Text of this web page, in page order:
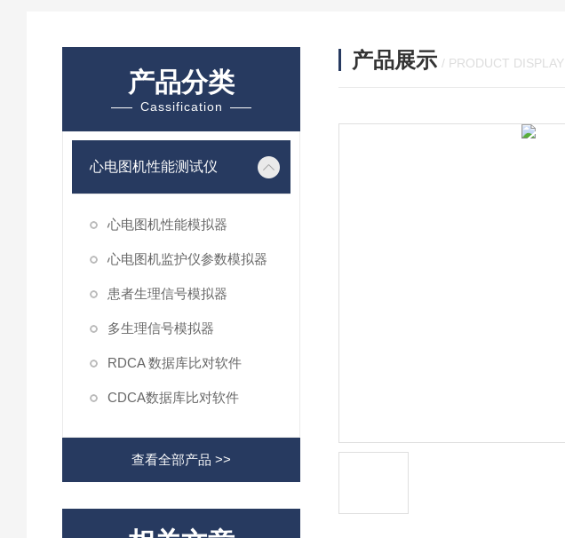
产品分类
Cassification
心电图机性能测试仪
心电图机性能模拟器
心电图机监护仪参数模拟器
患者生理信号模拟器
多生理信号模拟器
RDCA 数据库比对软件
CDCA数据库比对软件
查看全部产品 >>
产品展示 / PRODUCT DISPLAY